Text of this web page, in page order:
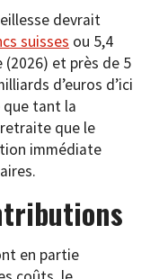
devrait
suisses ou 5,4
(2026) et près de 5
d’euros d’ici
que tant la
que le
immédiate
en partie